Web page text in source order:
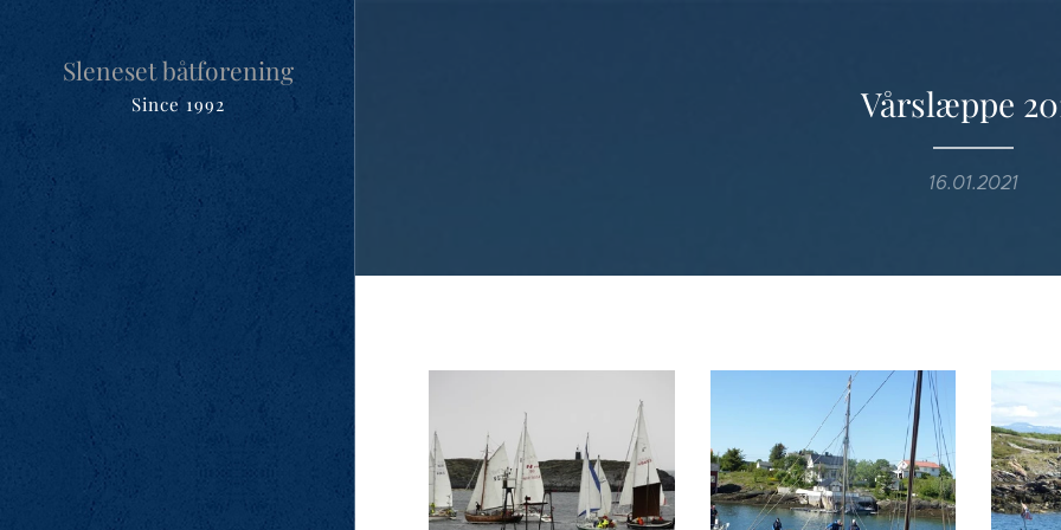
Sleneset båtforening
Since 1992 Vårslæppe
16.01.2021